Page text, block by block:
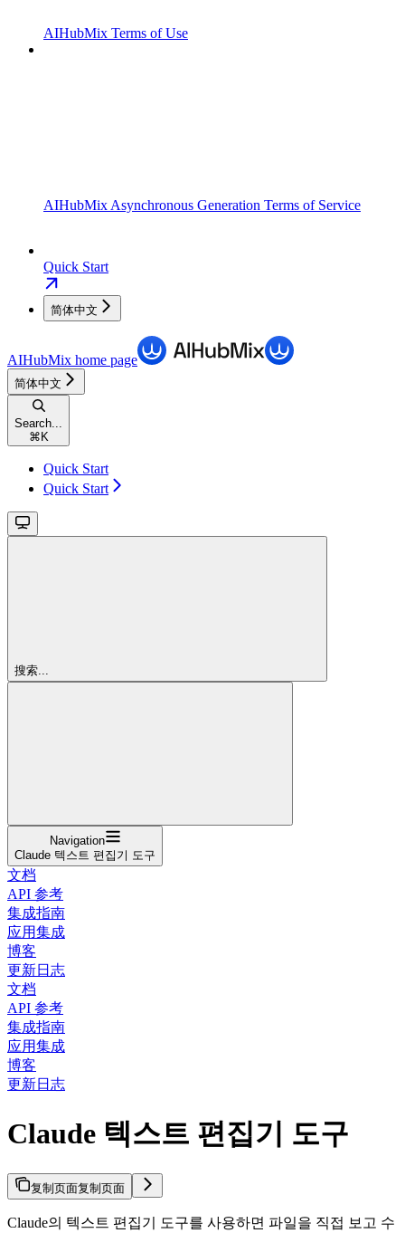
AIHubMix Terms of Use
AIHubMix Asynchronous Generation Terms of Service
Quick Start
简体中文
AIHubMix home page
简体中文
Search...
⌘ K
Quick Start
Quick Start
搜索...
Navigation
Claude 텍스트 편집기 도구
文档
API 参考
集成指南
应用集成
博客
更新日志
文档
API 参考
集成指南
应用集成
博客
更新日志
Claude 텍스트 편집기 도구
复制页面复制页面
Claude의 텍스트 편집기 도구를 사용하면 파일을 직접 보고 수